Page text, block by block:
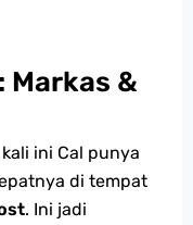
Markas &
ini Cal punya
di tempat
. Ini jadi